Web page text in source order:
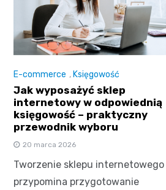
E-commerce , Księgowość
Jak wyposażyć sklep
internetowy w odpowiednią
księgowość – praktyczny
przewodnik wyboru
20 marca 2026
Tworzenie sklepu internetowego
przypomina przygotowanie